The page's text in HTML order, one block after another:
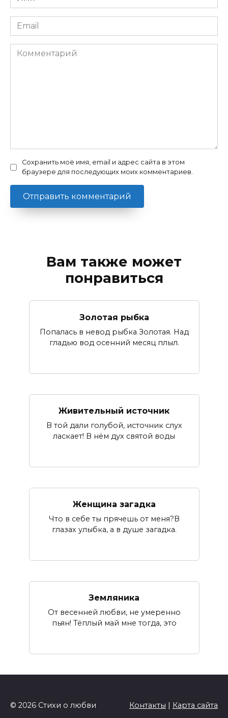
Email
Комментарий
Сохранить моё имя, email и адрес сайта в этом
браузере для последующих моих комментариев.
Вам также может
понравиться
Золотая рыбка
Попалась в невод рыбка Золотая. Над
гладью вод осенний месяц плыл.
Живительный источник
В той дали голубой, источник слух
ласкает! В нём дух святой воды
Женщина загадка
Что в себе ты прячешь от меня?В
глазах улыбка, а в душе загадка.
Земляника
От весенней любви, не умеренно
пьян! Тёплый май мне тогда, это
© 2026 Стихи о любви Контакты | Карта сайта